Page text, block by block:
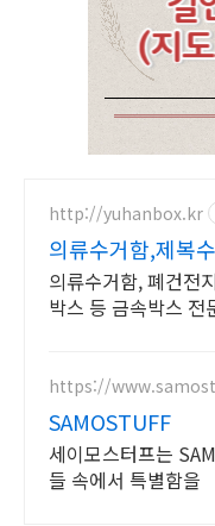
http://yuhanbox.kr
의류수거함,제복
의류수거함, 폐건전
박스 등 금속박스 전
https://
SAMOSTUFF
세이모스터프는
들 속에서 특별함을